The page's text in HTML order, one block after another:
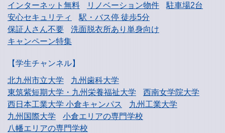
インターネット無料
リノベーション物件
駐車場2台
安心セキュリティ
駅・バス停 徒歩5分
保証人さん不要
洗面脱衣所あり単身向け
キャンペーン特集
【学生チャンネル】
北九州市立大学
九州歯科大学
東筑紫短期大学・九州栄養福祉大学
西南女学院大学
西日本工業大学小倉キャンパス
九州工業大学
九州国際大学
小倉エリアの専門学校
八幡エリアの専門学校